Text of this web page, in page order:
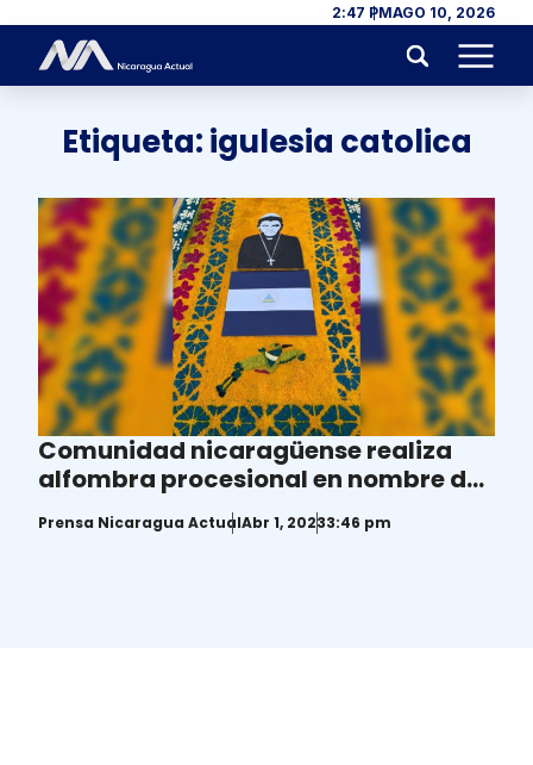
Skip to content 2:47 PMAGO 10, 2026
Menu
Etiqueta:igulesia catolica
Comunidad nicaragüense realiza
alfombra procesional en nombre de
Monseñor Rolando Álvarez
Prensa Nicaragua ActualAbr 1, 20233:46 pm